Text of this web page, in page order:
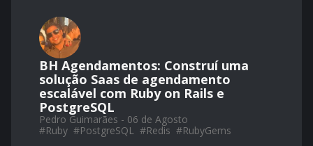
BH Agendamentos: Construí uma
solução Saas de agendamento
escalável com Ruby on Rails e
PostgreSQL
Pedro Guimarães - 06 de Agosto
#Ruby #PostgreSQL #Redis #RubyGems